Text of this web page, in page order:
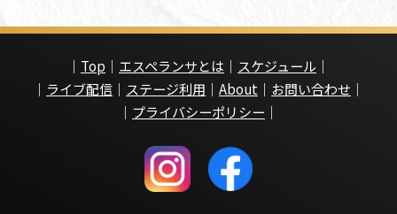
｜ Top ｜ エスペランサとは ｜ スケジュール ｜
｜ ライブ配信 ｜ ステージ利用 ｜ About ｜ お問い合わせ ｜
｜ プライバシーポリシー ｜